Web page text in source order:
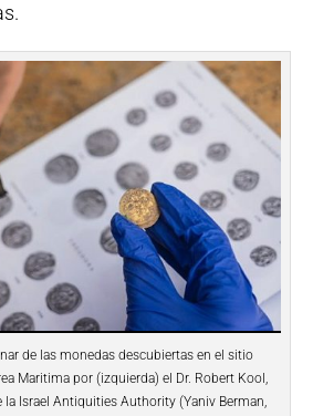
de las monedas descubiertas en el sitio
Maritima por (izquierda) el Dr. Robert Kool,
la Israel Antiquities Authority (Yaniv Berman,